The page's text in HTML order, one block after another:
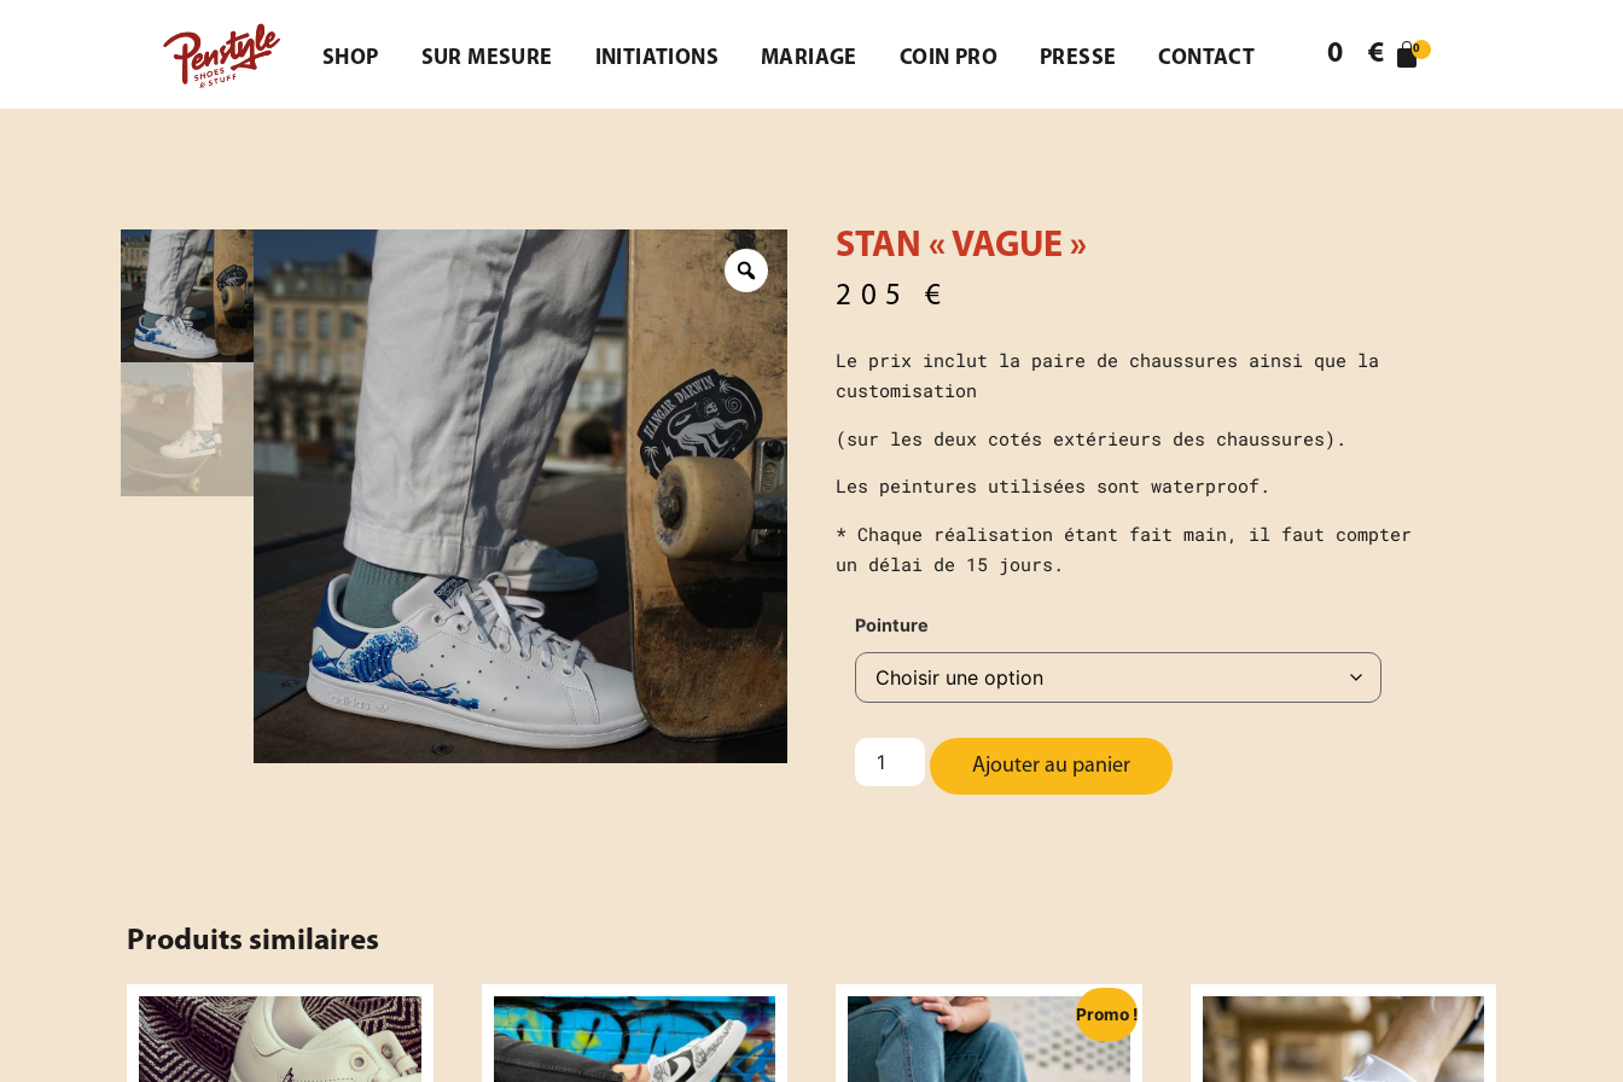
SHOP SUR MESURE INITIATIONS MARIAGE COIN PRO PRESSE CONTACT 0 € 0
STAN « VAGUE »
205€
Le prix inclut la paire de chaussures ainsi que la
customisation
(sur les deux cotés extérieurs des chaussures).
Les peintures utilisées sont waterproof.
* Chaque réalisation étant fait main, il faut compter
un délai de 15 jours.
Pointure
Ajouter au panier
Produits similaires
Promo !